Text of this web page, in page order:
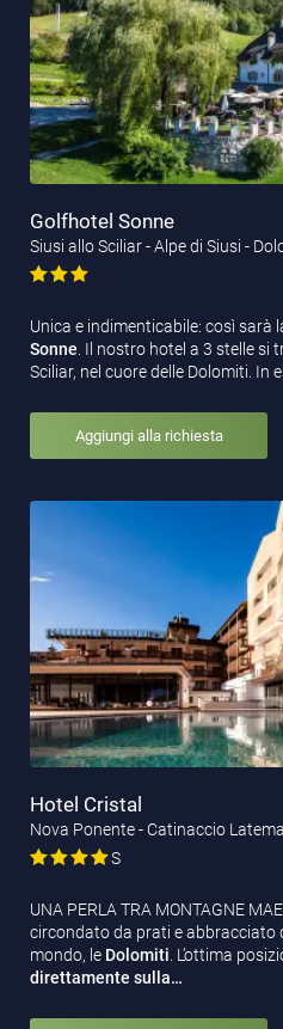
Golfhotel Sonne
Siusi allo Sciliar - Alpe di Siusi -
Unica e indimenticabile: così sarà
Sonne . Il nostro hotel a 3 stelle si
Sciliar, nel cuore delle Dolomiti. In
Aggiungi alla richiesta
Hotel Cristal
Nova Ponente - Catinaccio
S
UNA PERLA TRA MONTAGNE
circondato da prati e abbracciato
mondo, le Dolomiti. L’ottima
direttamente sulla…